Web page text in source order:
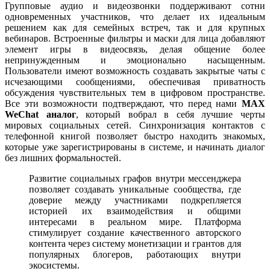
Групповые аудио и видеозвонки поддерживают сотни
одновременных участников, что делает их идеальным
решением как для семейных встреч, так и для крупных
вебинаров. Встроенные фильтры и маски для лица добавляют
элемент игры в видеосвязь, делая общение более
непринужденным и эмоционально насыщенным.
Пользователи имеют возможность создавать закрытые чаты с
исчезающими сообщениями, обеспечивая приватность
обсуждения чувствительных тем в цифровом пространстве.
Все эти возможности подтверждают, что перед нами MAX
WeChat аналог, который вобрал в себя лучшие черты
мировых социальных сетей. Синхронизация контактов с
телефонной книгой позволяет быстро находить знакомых,
которые уже зарегистрированы в системе, и начинать диалог
без лишних формальностей.
Развитие социальных графов внутри мессенджера
позволяет создавать уникальные сообщества, где
доверие между участниками подкрепляется
историей их взаимодействия и общими
интересами в реальном мире. Платформа
стимулирует создание качественного авторского
контента через систему монетизации и грантов для
популярных блогеров, работающих внутри
экосистемы.